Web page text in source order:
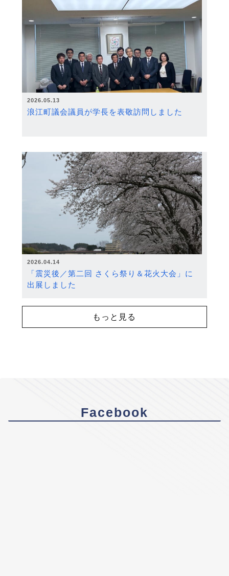
2026.05.13
浪江町議会議員が学長を表敬訪問しました
2026.04.14
「震災後／第二回 さくら祭り＆花火大会」に
出展しました
もっと見る
Facebook